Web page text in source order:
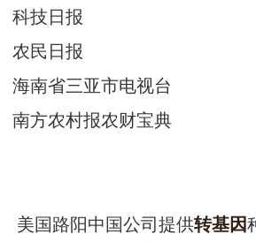
科技日报
农民日报
海南省三亚市电视台
南方农村报农财宝典
美国路阳中国公司提供转基因